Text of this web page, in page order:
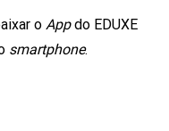
o Appdo EDUXE
smartphone.